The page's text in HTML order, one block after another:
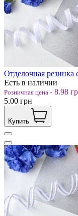
Отделочная
Есть в наличии
Розничная цена - 8.98
5.00 грн
Купить